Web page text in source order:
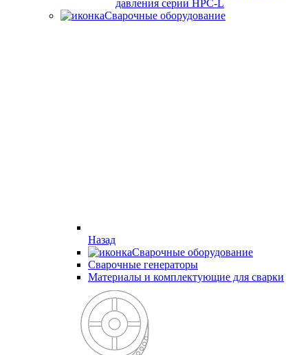
давления серии HPC-L
Сварочные оборудование
Назад
Сварочные оборудование
Cварочные генераторы
Материалы и комплектующие для сварки